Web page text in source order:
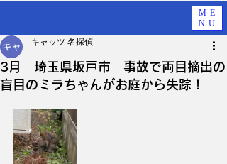
ME
NU
3月 埼玉県坂戸市 事故で両目摘出の
盲目のミラちゃんがお庭から失踪！
キャッツ 名探偵